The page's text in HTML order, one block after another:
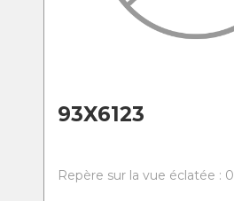
93X6123
Repère sur la vue éclatée : 0